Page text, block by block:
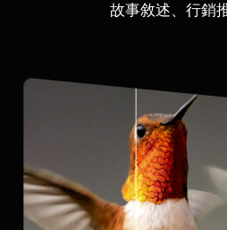
故事敘述、行銷